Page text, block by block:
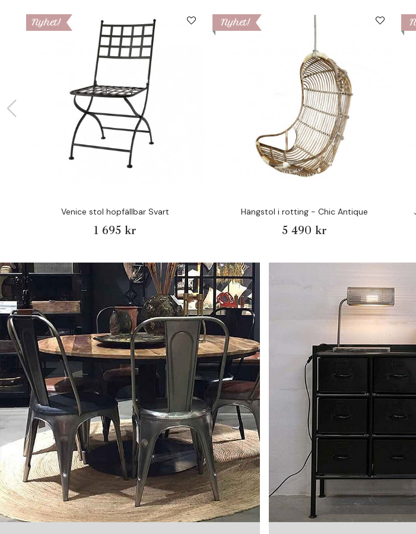
Nyhet!
Venice stol hopfällbar Svart
1 695 kr
Nyhet!
Hängstol i rotting - Chic Antique
5 490 kr